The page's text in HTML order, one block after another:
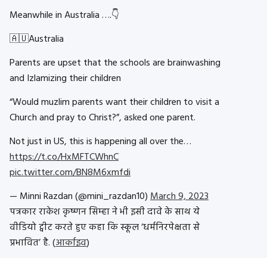
Meanwhile in Australia ….👇
🇦🇺Australia
Parents are upset that the schools are brainwashing
and Izlamizing their children
“Would muzlim parents want their children to visit a
Church and pray to Christ?”, asked one parent.
Not just in US, this is happening all over the…
https://t.co/HxMFTCWhnC
pic.twitter.com/BN8M6xmfdi
— Minni Razdan (@mini_razdan10)March 9, 2023
पत्रकार राकेश कृष्णन सिम्हा ने भी इसी दावे के साथ ये
वीडियो ट्वीट करते हुए कहा कि स्कूल ‘धर्मनिरपेक्षता से
प्रभावित’ है.(आर्काइव)